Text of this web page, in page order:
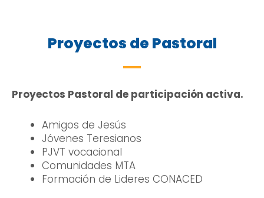
Proyectos de Pastoral
Proyectos Pastoral de participación activa.
Amigos de Jesús
Jóvenes Teresianos
PJVT vocacional
Comunidades MTA
Formación de Lideres CONACED